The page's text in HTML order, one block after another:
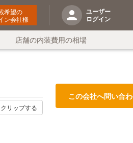
希望の
ン会社様
ユーザー
ログイン
店舗の内装費用の相場
クリップする
この会社へ問い合